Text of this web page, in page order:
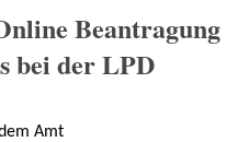
Beantragung
bei der LPD
Amt